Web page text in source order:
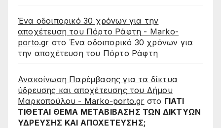
Ένα οδοιπορικό 30 χρόνων για την
αποχέτευση του Πόρτο Ράφτη - Marko-
porto.gr στο Ένα οδοιπορικό 30 χρόνων για
την αποχέτευση του Πόρτο Ράφτη
Ανακοίνωση Παρέμβασης για τα δίκτυα
ύδρευσης και αποχέτευσης του Δήμου
Μαρκοπούλου - Marko-porto.gr στο ΓΙΑΤΙ
ΤΙΘΕΤΑΙ ΘΕΜΑ ΜΕΤΑΒΙΒΑΣΗΣ ΤΩΝ ΔΙΚΤΥΩΝ
ΥΔΡΕΥΣΗΣ ΚΑΙ ΑΠΟΧΕΤΕΥΣΗΣ;